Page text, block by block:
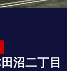
沼二丁目